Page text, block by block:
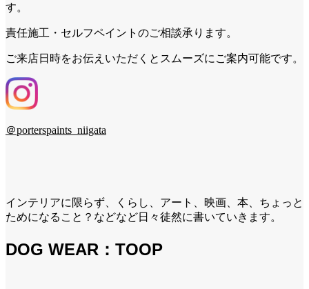
す。
責任施工・セルフペイントのご相談承ります。
ご来店日時をお伝えいただくとスムーズにご案内可能です。
＠porterspaints_niigata
インテリアに限らず、くらし、アート、映画、本、ちょっと
ためになること？などなど日々徒然に書いていきます。
DOG WEAR：TOOP